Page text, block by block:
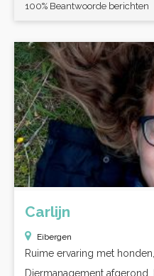
100% Beantwoorde berichten
Carlijn
Eibergen
Ruime ervaring met
Diermanagement afgerond.